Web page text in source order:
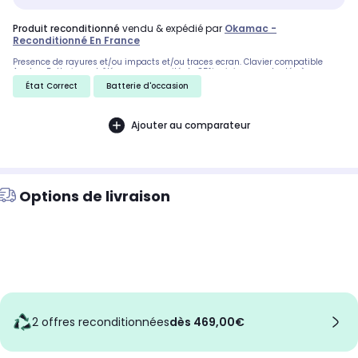
produit reconditionné vendu & expédié par Okamac -
Reconditionné En France
Presence de rayures et/ou impacts et/ou traces ecran. Clavier compatible
Apple - Batterie contrôlée, avec capacité de 85% minimum, adaptée à une
utilisation quotidienne.
État Correct Batterie d'occasion
Ajouter au comparateur
Options de livraison
2 offres reconditionnées dès 469,00€